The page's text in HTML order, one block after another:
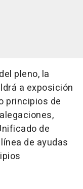
pleno, la
a exposición
principios de
de
de ayudas